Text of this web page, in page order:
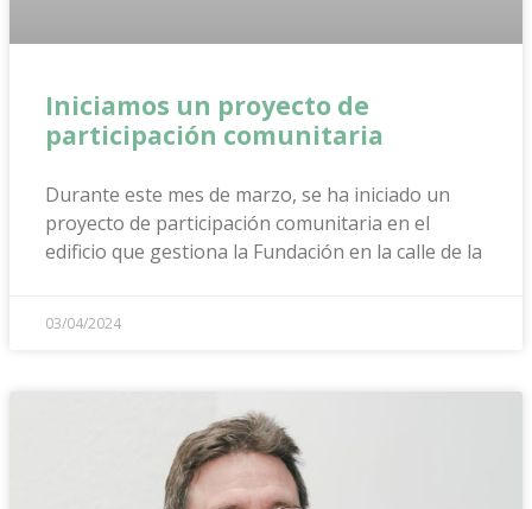
Iniciamos un proyecto de
participación comunitaria
Durante este mes de marzo, se ha iniciado un
proyecto de participación comunitaria en el
edificio que gestiona la Fundación en la calle de la
03/04/2024